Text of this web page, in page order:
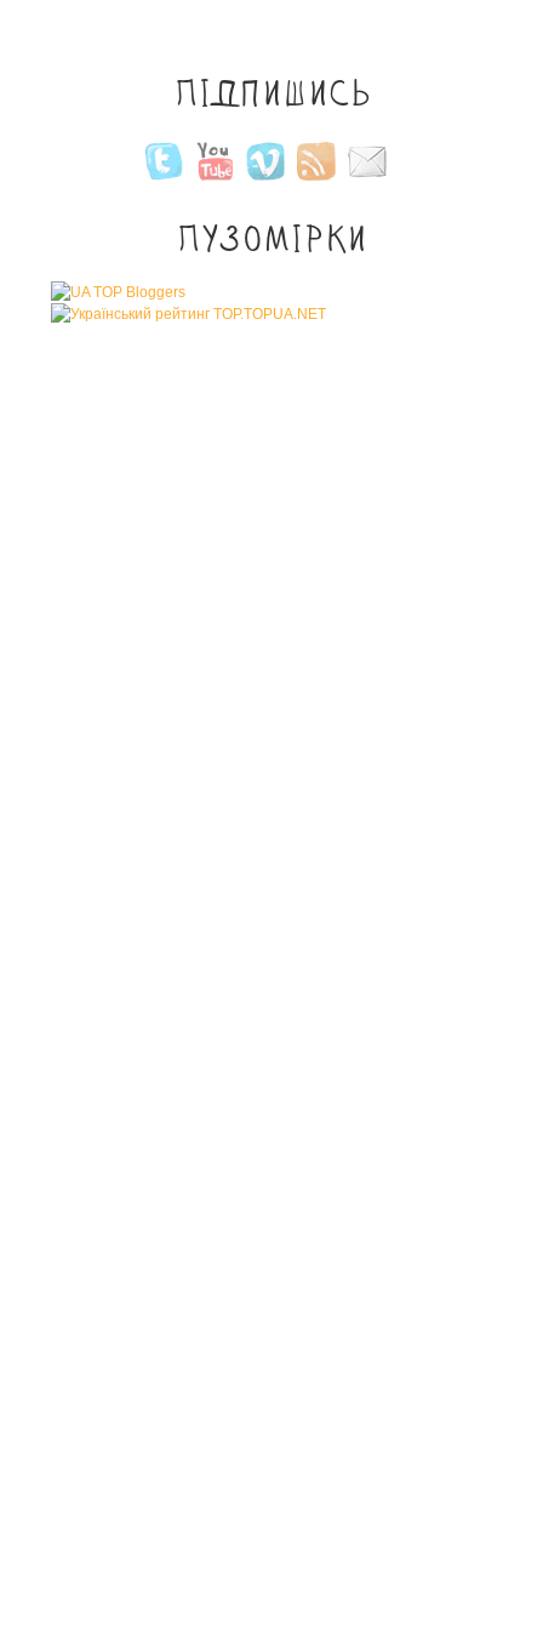
Підпишись
Пузомірки